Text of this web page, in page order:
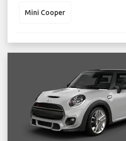
Mini Cooper